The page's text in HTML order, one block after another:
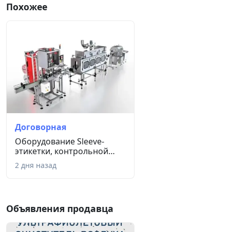
Похожее
Договорная
Оборудование Sleeve-
этикетки, контрольной
ленты, к...
2 дня назад
Объявления продавца